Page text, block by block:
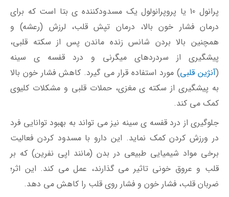
پرانول 10 یا پروپرانولول یک مسدودکننده ی بتا است که برای
درمان فشار خون بالا، درمان تپش قلب، لرزش (رعشه) و
همچنین بالا بردن شانس زنده ماندن پس از سکته قلبی،
پیشگیری از سردردهای میگرنی و درد قفسه ی سینه
(آنژین قلبی) مورد استفاده قرار می گیرد. کاهش فشار خون بالا
به پیشگیری از سکته ی مغزی، حملات قلبی و مشکلات کلیوی
کمک می کند.
جلوگیری از درد قفسه ی سینه نیز می تواند به بهبود توانایی فرد
در ورزش کردن کمک نماید. این دارو با مسدود کردن فعالیت
برخی مواد شیمیایی طبیعی در بدن (مانند اپی نفرین) که بر
قلب و عروق خونی تاثیر می گذارند، عمل می کند. این اثر؛
ضربان قلب، فشار خون و فشار روی قلب را کاهش می دهد.